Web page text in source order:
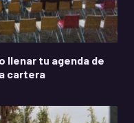
llenar tu agenda de
cartera